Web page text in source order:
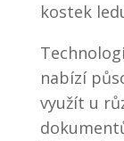
kostek
nabízí
využít u